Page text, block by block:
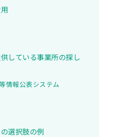
している事業所の探し
情報公表システム
選択肢の例